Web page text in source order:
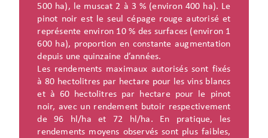
500 ha), le muscat 2 à 3 % (environ 400 ha). Le
pinot noir est le seul cépage rouge autorisé et
représente environ 10 % des surfaces (environ 1
600 ha), proportion en constante augmentation
depuis une quinzaine d’années.
Les rendements maximaux autorisés sont fixés
à 80 hectolitres par hectare pour les vins blancs
et à 60 hectolitres par hectare pour le pinot
noir, avec un rendement butoir respectivement
de 96 hl/ha et 72 hl/ha. En pratique, les
rendements moyens observés sont plus faibles,